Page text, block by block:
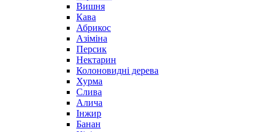
Вишня
Кава
Абрикос
Азіміна
Персик
Нектарин
Колоновидні дерева
Хурма
Слива
Алича
Інжир
Банан